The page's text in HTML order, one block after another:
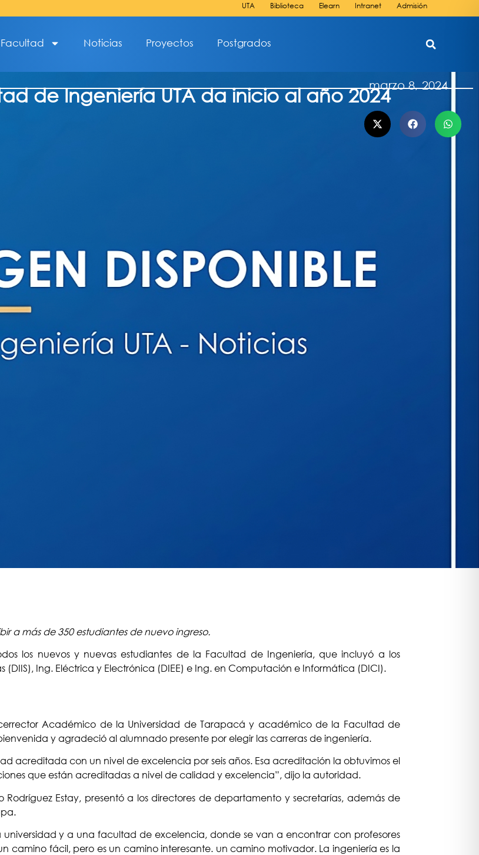
UTA Biblioteca Elearn Intranet Admisión
Facultad Noticias Proyectos Postgrados
marzo 8, 2024
de Ingeniería UTA da inicio al año 2024
a más de 350 estudiantes de nuevo ingreso.
los nuevos y nuevas estudiantes de la Facultad de Ingeniería, que incluyó a los
Ing. Eléctrica y Electrónica (DIEE) e Ing. en Computación e Informática (DICI).
Académico de la Universidad de Tarapacá y académico de la Facultad de
y agradeció al alumnado presente por elegir las carreras de ingeniería.
acreditada con un nivel de excelencia por seis años. Esa acreditación la obtuvimos el
que están acreditadas a nivel de calidad y excelencia”, dijo la autoridad.
Estay, presentó a los directores de departamento y secretarías, además de
y a una facultad de excelencia, donde se van a encontrar con profesores
camino fácil, pero es un camino interesante. un camino motivador. La ingeniería es la